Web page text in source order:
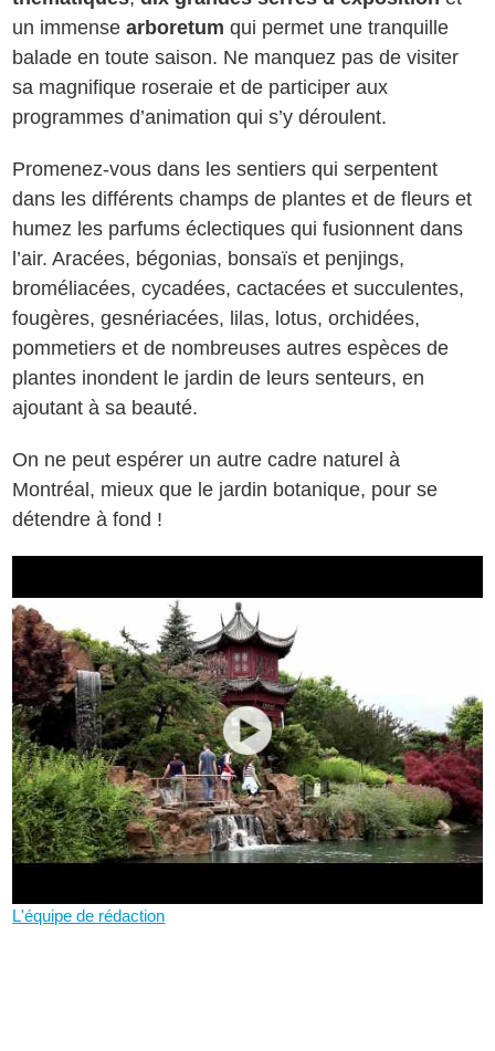
un immensearboretum qui permet une tranquille
balade en toute saison. Ne manquez pas de visiter
sa magnifique roseraie et de participer aux
programmes d’animation qui s’y déroulent.
Promenez-vous dans les sentiers qui serpentent
dans les différents champs de plantes et de fleurs et
humez les parfums éclectiques qui fusionnent dans
l’air. Aracées, bégonias, bonsaïs et penjings,
broméliacées, cycadées, cactacées et succulentes,
fougères, gesnériacées, lilas, lotus, orchidées,
pommetiers et de nombreuses autres espèces de
plantes inondent le jardin de leurs senteurs, en
ajoutant à sa beauté.
On ne peut espérer un autre cadre naturel à
Montréal, mieux que le jardin botanique, pour se
détendre à fond !
L'équipe de rédaction